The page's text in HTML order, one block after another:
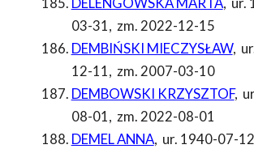
03-31, zm. 2022-12-15
DEMBIŃSKI MIECZYSŁAW,
12-11, zm. 2007-03-10
DEMBOWSKI KRZYSZTOF,
08-01, zm. 2022-08-01
DEMEL ANNA, ur. 1940-07-12